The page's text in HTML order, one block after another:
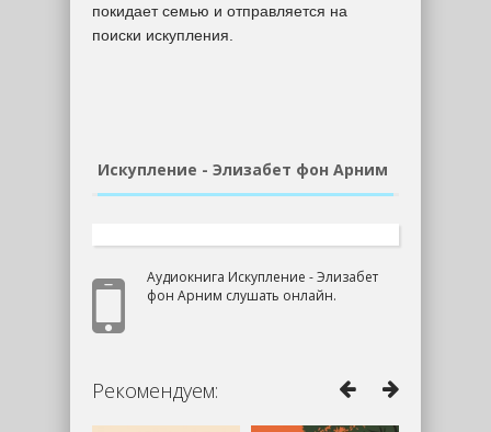
покидает семью и отправляется на
поиски искупления.
Искупление - Элизабет фон Арним
Аудиокнига Искупление - Элизабет
фон Арним слушать онлайн.
Рекомендуем: